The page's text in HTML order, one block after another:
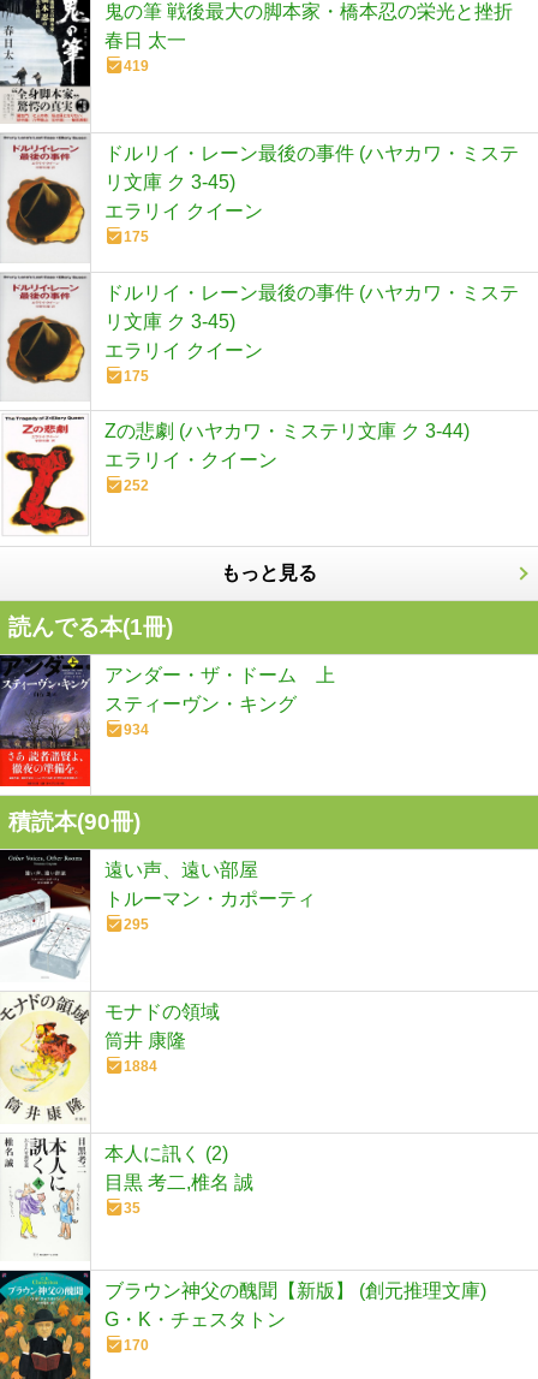
鬼の筆 戦後最大の脚本家・橋本忍の栄光と挫折
春日 太一
419
ドルリイ・レーン最後の事件 (ハヤカワ・ミステ
リ文庫 ク 3-45)
エラリイ クイーン
175
ドルリイ・レーン最後の事件 (ハヤカワ・ミステ
リ文庫 ク 3-45)
エラリイ クイーン
175
Zの悲劇 (ハヤカワ・ミステリ文庫 ク 3-44)
エラリイ・クイーン
252
もっと見る
読んでる本(1冊)
アンダー・ザ・ドーム 上
スティーヴン・キング
934
積読本(90冊)
遠い声、遠い部屋
トルーマン・カポーティ
295
モナドの領域
筒井 康隆
1884
本人に訊く (2)
目黒 考二,椎名 誠
35
ブラウン神父の醜聞【新版】 (創元推理文庫)
G・K・チェスタトン
170